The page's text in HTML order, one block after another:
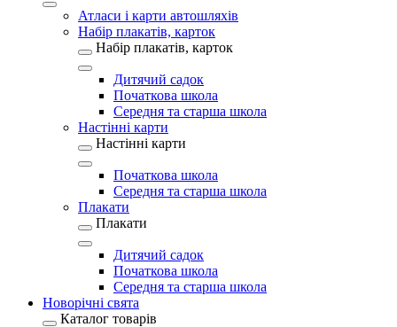
Атласи і карти автошляхів
Набір плакатів, карток
Набір плакатів, карток
Дитячий садок
Початкова школа
Середня та старша школа
Настінні карти
Настінні карти
Початкова школа
Середня та старша школа
Плакати
Плакати
Дитячий садок
Початкова школа
Середня та старша школа
Новорічні свята
Каталог товарів